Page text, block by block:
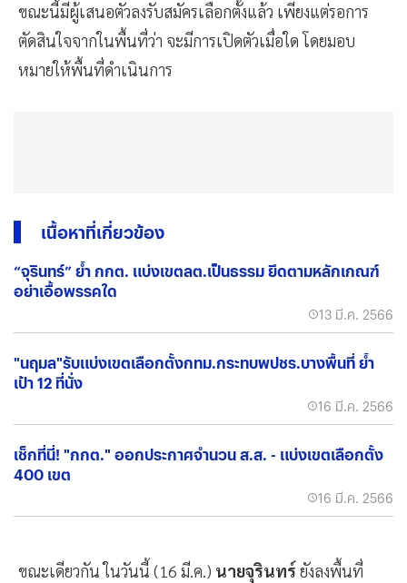
ขณะนี้มีผู้เสนอตัวลงรับสมัครเลือกตั้งแล้ว เพียงแต่รอการ
ตัดสินใจจากในพื้นที่ว่า จะมีการเปิดตัวเมื่อใด โดยมอบ
หมายให้พื้นที่ดำเนินการ
เนื้อหาที่เกี่ยวข้อง
“จุรินทร์” ย้ำ กกต. แบ่งเขตลต.เป็นธรรม ยึดตามหลักเกณฑ์
อย่าเอื้อพรรคใด
13 มี.ค. 2566
"นฤมล"รับแบ่งเขตเลือกตั้งกทม.กระทบพปชร.บางพื้นที่ ย้ำ
เป้า 12 ที่นั่ง
16 มี.ค. 2566
เช็กที่นี่! "กกต." ออกประกาศจำนวน ส.ส. - แบ่งเขตเลือกตั้ง
400 เขต
16 มี.ค. 2566
ขณะเดียวกัน ในวันนี้ (16 มี.ค.) นายจุรินทร์ ยังลงพื้นที่